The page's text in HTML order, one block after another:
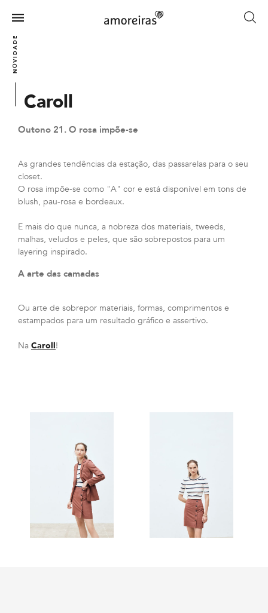
main
content
Menu
NOVIDADES
Caroll
Outono 21. O rosa impõe-se
As grandes tendências da estação, das passarelas para o seu
closet.
O rosa impõe-se como "A" cor e está disponível em tons de
blush, pau-rosa e bordeaux.
E mais do que nunca, a nobreza dos materiais, tweeds,
malhas, veludos e peles, que são sobrepostos para um
layering inspirado.
A arte das camadas
Ou arte de sobrepor materiais, formas, comprimentos e
estampados para um resultado gráfico e assertivo.
Na Caroll!